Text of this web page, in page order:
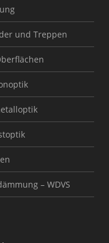
und Treppen
– WDVS